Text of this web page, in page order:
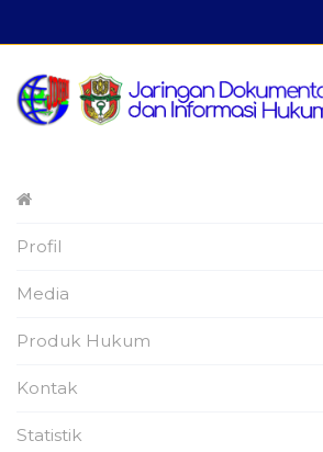
Profil
Media
Produk Hukum
Kontak
Statistik
Nomor : 54 | Tahun 2022